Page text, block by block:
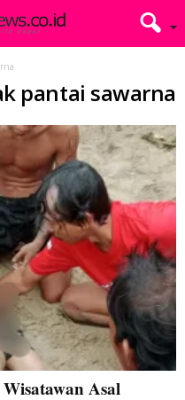
pantai sawarna
Asal